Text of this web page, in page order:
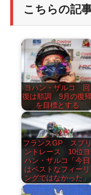
こちらの記
ヨハン・ザルコ 回
復は順調 9月の復
を目標とする
フランスGP スプリ
ントレース 10位ヨ
ハン・ザルコ「今日
はベストなフィーリ
ングではなかった」